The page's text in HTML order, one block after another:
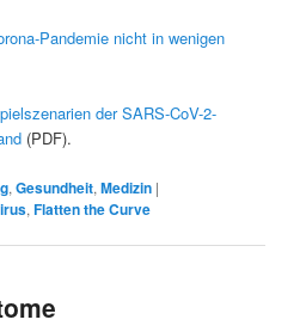
Pandemie nicht in wenigen
der SARS-CoV-2-
(PDF).
,Gesundheit,Medizin |
,Flatten the Curve